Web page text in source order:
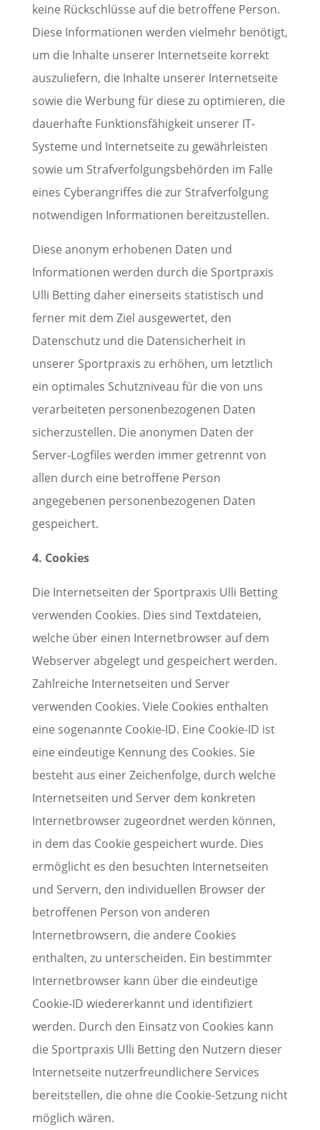
keine Rückschlüsse auf die betroffene Person.
Diese Informationen werden vielmehr benötigt,
um die Inhalte unserer Internetseite korrekt
auszuliefern, die Inhalte unserer Internetseite
sowie die Werbung für diese zu optimieren, die
dauerhafte Funktionsfähigkeit unserer IT-
Systeme und Internetseite zu gewährleisten
sowie um Strafverfolgungsbehörden im Falle
eines Cyberangriffes die zur Strafverfolgung
notwendigen Informationen bereitzustellen.
Diese anonym erhobenen Daten und
Informationen werden durch die Sportpraxis
Ulli Betting daher einerseits statistisch und
ferner mit dem Ziel ausgewertet, den
Datenschutz und die Datensicherheit in
unserer Sportpraxis zu erhöhen, um letztlich
ein optimales Schutzniveau für die von uns
verarbeiteten personenbezogenen Daten
sicherzustellen. Die anonymen Daten der
Server-Logfiles werden immer getrennt von
allen durch eine betroffene Person
angegebenen personenbezogenen Daten
gespeichert.
4. Cookies
Die Internetseiten der Sportpraxis Ulli Betting
verwenden Cookies. Dies sind Textdateien,
welche über einen Internetbrowser auf dem
Webserver abgelegt und gespeichert werden.
Zahlreiche Internetseiten und Server
verwenden Cookies. Viele Cookies enthalten
eine sogenannte Cookie-ID. Eine Cookie-ID ist
eine eindeutige Kennung des Cookies. Sie
besteht aus einer Zeichenfolge, durch welche
Internetseiten und Server dem konkreten
Internetbrowser zugeordnet werden können,
in dem das Cookie gespeichert wurde. Dies
ermöglicht es den besuchten Internetseiten
und Servern, den individuellen Browser der
betroffenen Person von anderen
Internetbrowsern, die andere Cookies
enthalten, zu unterscheiden. Ein bestimmter
Internetbrowser kann über die eindeutige
Cookie-ID wiedererkannt und identifiziert
werden. Durch den Einsatz von Cookies kann
die Sportpraxis Ulli Betting den Nutzern dieser
Internetseite nutzerfreundlichere Services
bereitstellen, die ohne die Cookie-Setzung nicht
möglich wären.